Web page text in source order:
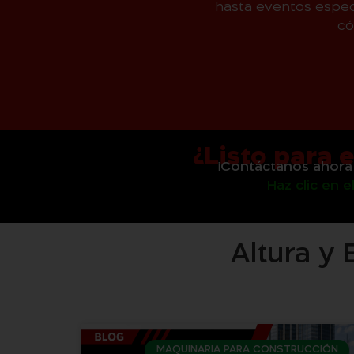
hasta eventos
¿Listo para
¡ Contáctanos ahora
Haz clic en
Altura y
MAQUINARIA PARA CONSTRUCCIÓN